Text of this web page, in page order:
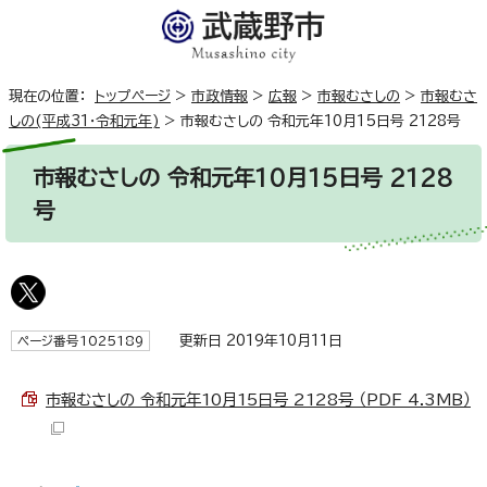
現在の位置： トップページ > 市政情報 > 広報 > 市報むさしの > 市報むさ
しの(平成31・令和元年) > 市報むさしの 令和元年10月15日号 2128号
市報むさしの 令和元年10月15日号 2128
号
ページ番号1025189 更新日 2019年10月11日
市報むさしの 令和元年10月15日号 2128号 （PDF 4.3MB）